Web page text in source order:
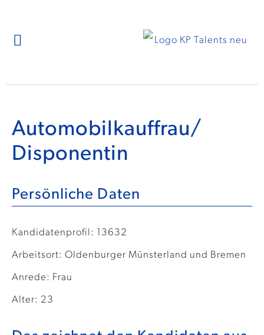
Automobilkauffrau/
Disponentin
Persönliche Daten
Kandidatenprofil: 13632
Arbeitsort: Oldenburger Münsterland und Bremen
Anrede: Frau
Alter: 23